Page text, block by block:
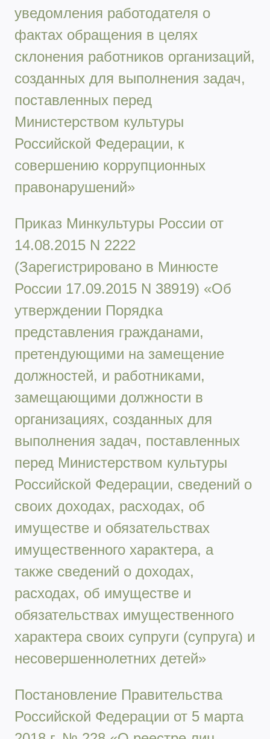
уведомления работодателя о
фактах обращения в целях
склонения работников организаций,
созданных для выполнения задач,
поставленных перед
Министерством культуры
Российской Федерации, к
совершению коррупционных
правонарушений»
Приказ Минкультуры России от
14.08.2015 N 2222
(Зарегистрировано в Минюсте
России 17.09.2015 N 38919) «Об
утверждении Порядка
представления гражданами,
претендующими на замещение
должностей, и работниками,
замещающими должности в
организациях, созданных для
выполнения задач, поставленных
перед Министерством культуры
Российской Федерации, сведений о
своих доходах, расходах, об
имуществе и обязательствах
имущественного характера, а
также сведений о доходах,
расходах, об имуществе и
обязательствах имущественного
характера своих супруги (супруга) и
несовершеннолетних детей»
Постановление Правительства
Российской Федерации от 5 марта